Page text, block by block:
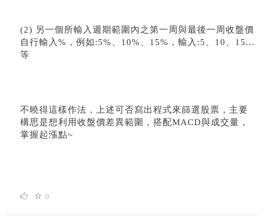
(2) 另一個所輸入週期範圍內之第一周與最後一周收盤價
自行輸入%，例如:5%、10%、15%，輸入:5、10、15...
等
不曉得這樣作法，上述可否寫出程式來篩選股票，主要
構思是想利用收盤價差異範圍，搭配MACD與成交量，
掌握起漲點~
0